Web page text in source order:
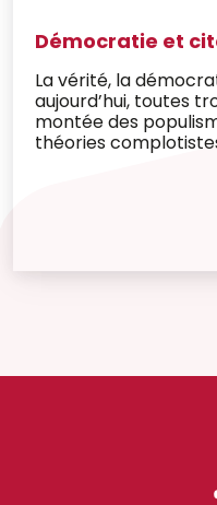
Démocratie et
La vérité, la
aujourd’hui, toutes
montée des
théories